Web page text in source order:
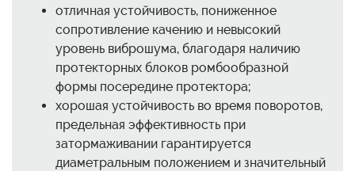
отличная устойчивость, пониженное
сопротивление качению и невысокий
уровень виброшума, благодаря наличию
протекторных блоков ромбообразной
формы посередине протектора;
хорошая устойчивость во время поворотов,
предельная эффективность при
затормаживании гарантируется
диаметральным положением и значительный